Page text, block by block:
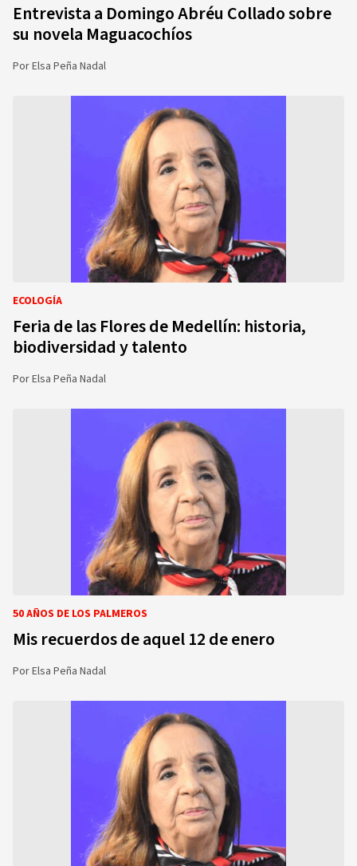
Entrevista a Domingo Abréu Collado sobre
su novela Maguacochíos
PorElsa Peña Nadal
ECOLOGÍA
Feria de las Flores de Medellín: historia,
biodiversidad y talento
PorElsa Peña Nadal
50 AÑOS DE LOS PALMEROS
Mis recuerdos de aquel 12 de enero
PorElsa Peña Nadal